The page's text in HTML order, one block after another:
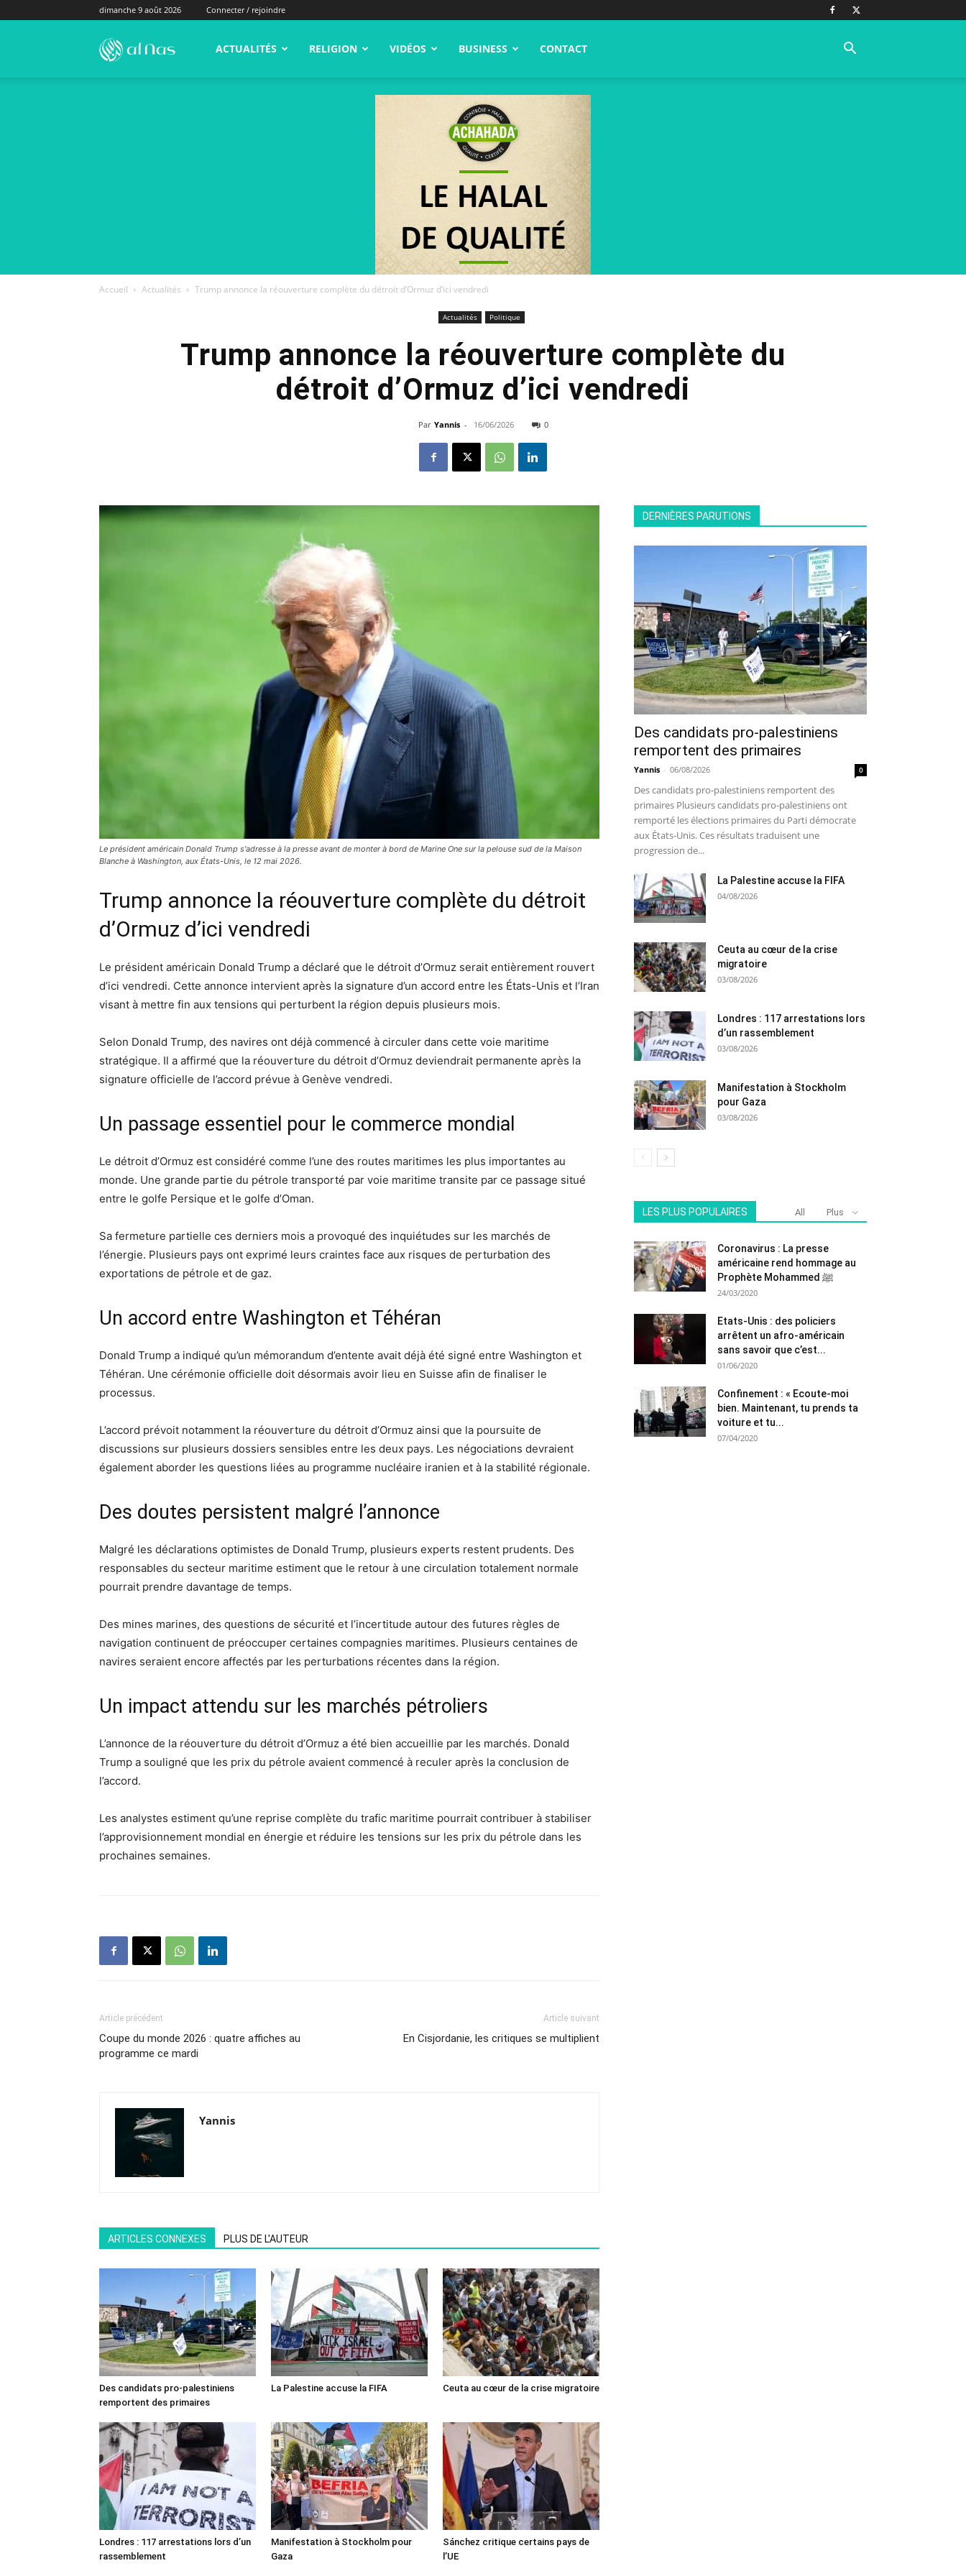
dimanche 9 août 2026 Connecter / rejoindre
alNas.fr ACTUALITÉS RELIGION VIDÉOS BUSINESS CONTACT
Accueil Actualités Trump annonce la réouverture complète du détroit d’Ormuz d’ici vendredi
Actualités Politique
Trump annonce la réouverture complète du
détroit d’Ormuz d’ici vendredi
Par Yannis - 16/06/2026 0
Le président américain Donald Trump s'adresse à la presse avant de monter à bord de Marine One sur la pelouse sud de la Maison
Blanche à Washington, aux États-Unis, le 12 mai 2026.
Trump annonce la réouverture complète du détroit
d’Ormuz d’ici vendredi
Le président américain Donald Trump a déclaré que le détroit d’Ormuz serait entièrement rouvert
d’ici vendredi. Cette annonce intervient après la signature d’un accord entre les États-Unis et l’Iran
visant à mettre fin aux tensions qui perturbent la région depuis plusieurs mois.
Selon Donald Trump, des navires ont déjà commencé à circuler dans cette voie maritime
stratégique. Il a affirmé que la réouverture du détroit d’Ormuz deviendrait permanente après la
signature officielle de l’accord prévue à Genève vendredi.
Un passage essentiel pour le commerce mondial
Le détroit d’Ormuz est considéré comme l’une des routes maritimes les plus importantes au
monde. Une grande partie du pétrole transporté par voie maritime transite par ce passage situé
entre le golfe Persique et le golfe d’Oman.
Sa fermeture partielle ces derniers mois a provoqué des inquiétudes sur les marchés de
l’énergie. Plusieurs pays ont exprimé leurs craintes face aux risques de perturbation des
exportations de pétrole et de gaz.
Un accord entre Washington et Téhéran
Donald Trump a indiqué qu’un mémorandum d’entente avait déjà été signé entre Washington et
Téhéran. Une cérémonie officielle doit désormais avoir lieu en Suisse afin de finaliser le
processus.
L’accord prévoit notamment la réouverture du détroit d’Ormuz ainsi que la poursuite de
discussions sur plusieurs dossiers sensibles entre les deux pays. Les négociations devraient
également aborder les questions liées au programme nucléaire iranien et à la stabilité régionale.
Des doutes persistent malgré l’annonce
Malgré les déclarations optimistes de Donald Trump, plusieurs experts restent prudents. Des
responsables du secteur maritime estiment que le retour à une circulation totalement normale
pourrait prendre davantage de temps.
Des mines marines, des questions de sécurité et l’incertitude autour des futures règles de
navigation continuent de préoccuper certaines compagnies maritimes. Plusieurs centaines de
navires seraient encore affectés par les perturbations récentes dans la région.
Un impact attendu sur les marchés pétroliers
L’annonce de la réouverture du détroit d’Ormuz a été bien accueillie par les marchés. Donald
Trump a souligné que les prix du pétrole avaient commencé à reculer après la conclusion de
l’accord.
Les analystes estiment qu’une reprise complète du trafic maritime pourrait contribuer à stabiliser
l’approvisionnement mondial en énergie et réduire les tensions sur les prix du pétrole dans les
prochaines semaines.
Article précédent
Coupe du monde 2026 : quatre affiches au
programme ce mardi
Article suivant
En Cisjordanie, les critiques se multiplient
Yannis
ARTICLES CONNEXES PLUS DE L'AUTEUR
Des candidats pro-palestiniens
remportent des primaires
La Palestine accuse la FIFA Ceuta au cœur de la crise migratoire
Londres : 117 arrestations lors d’un
rassemblement
Manifestation à Stockholm pour
Gaza
Sánchez critique certains pays de
l’UE
DERNIÈRES PARUTIONS
Des candidats pro-palestiniens
remportent des primaires
Yannis - 06/08/2026 0
Des candidats pro-palestiniens remportent des
primaires Plusieurs candidats pro-palestiniens ont
remporté les élections primaires du Parti démocrate
aux États-Unis. Ces résultats traduisent une
progression de...
La Palestine accuse la FIFA
04/08/2026
Ceuta au cœur de la crise
migratoire
03/08/2026
Londres : 117 arrestations lors
d’un rassemblement
03/08/2026
Manifestation à Stockholm
pour Gaza
03/08/2026
LES PLUS POPULAIRES All Plus
Coronavirus : La presse
américaine rend hommage au
Prophète Mohammed ﷺ
24/03/2020
Etats-Unis : des policiers
arrêtent un afro-américain
sans savoir que c’est...
01/06/2020
Confinement : « Ecoute-moi
bien. Maintenant, tu prends ta
voiture et tu...
07/04/2020